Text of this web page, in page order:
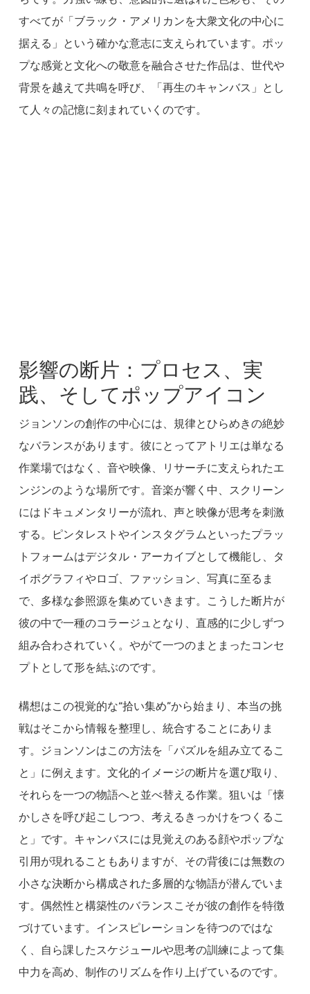
すべてが「ブラック・アメリカンを大衆文化の中心に
据える」という確かな意志に支えられています。ポッ
プな感覚と文化への敬意を融合させた作品は、世代や
背景を越えて共鳴を呼び、「再生のキャンバス」とし
て人々の記憶に刻まれていくのです。
影響の断片：プロセス、実
践、そしてポップアイコン
ジョンソンの創作の中心には、規律とひらめきの絶妙
なバランスがあります。彼にとってアトリエは単なる
作業場ではなく、音や映像、リサーチに支えられたエ
ンジンのような場所です。音楽が響く中、スクリーン
にはドキュメンタリーが流れ、声と映像が思考を刺激
する。ピンタレストやインスタグラムといったプラッ
トフォームはデジタル・アーカイブとして機能し、タ
イポグラフィやロゴ、ファッション、写真に至るま
で、多様な参照源を集めていきます。こうした断片が
彼の中で一種のコラージュとなり、直感的に少しずつ
組み合わされていく。やがて一つのまとまったコンセ
プトとして形を結ぶのです。
構想はこの視覚的な“拾い集め”から始まり、本当の挑
戦はそこから情報を整理し、統合することにありま
す。ジョンソンはこの方法を「パズルを組み立てるこ
と」に例えます。文化的イメージの断片を選び取り、
それらを一つの物語へと並べ替える作業。狙いは「懐
かしさを呼び起こしつつ、考えるきっかけをつくるこ
と」です。キャンバスには見覚えのある顔やポップな
引用が現れることもありますが、その背後には無数の
小さな決断から構成された多層的な物語が潜んでいま
す。偶然性と構築性のバランスこそが彼の創作を特徴
づけています。インスピレーションを待つのではな
く、自ら課したスケジュールや思考の訓練によって集
中力を高め、制作のリズムを作り上げているのです。